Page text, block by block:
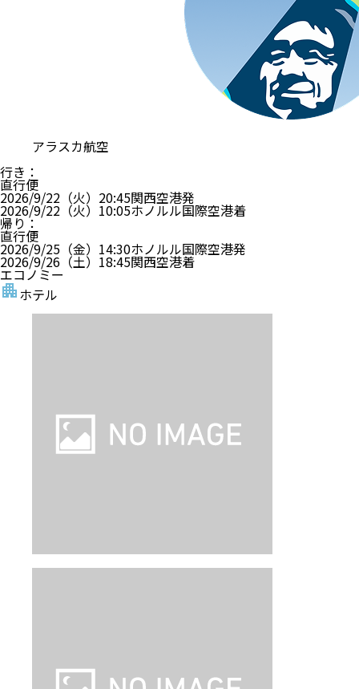
アラスカ航空
行き ：
直行便
2026/9/22（火） 20:45関西空港発
2026/9/22（火） 10:05ホノルル国際空港着
帰り ：
直行便
2026/9/25（金） 14:30ホノルル国際空港発
2026/9/26（土） 18:45関西空港着
エコノミー
ホテル